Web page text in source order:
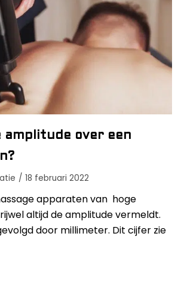
amplitude over een
18 februari 2022
apparaten van hoge
altijd de amplitude vermeldt.
door millimeter. Dit cijfer zie